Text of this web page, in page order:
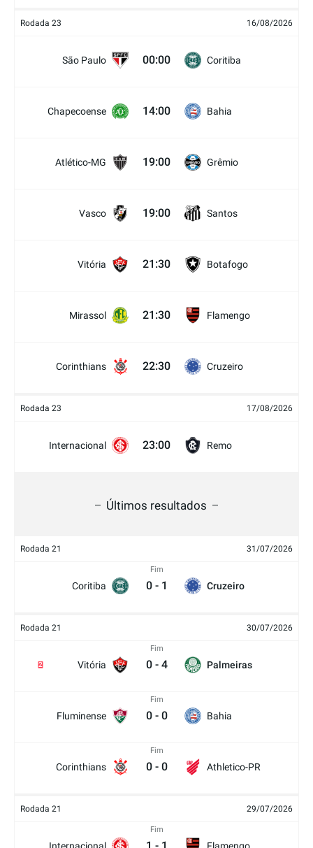
Rodada 23 16/08/2026
São Paulo 00:00 Coritiba
Chapecoense 14:00 Bahia
Atlético-MG 19:00 Grêmio
Vasco 19:00 Santos
Vitória 21:30 Botafogo
Mirassol 21:30 Flamengo
Corinthians 22:30 Cruzeiro
Rodada 23 17/08/2026
Internacional 23:00 Remo
Últimos resultados
Rodada 21 31/07/2026
Coritiba
Fim
0 - 1 Cruzeiro
Rodada 21 30/07/2026
Vitória
2
Fim
0 - 4 Palmeiras
Fluminense
Fim
0 - 0 Bahia
Corinthians
Fim
0 - 0 Athletico-PR
Rodada 21 29/07/2026
Fim